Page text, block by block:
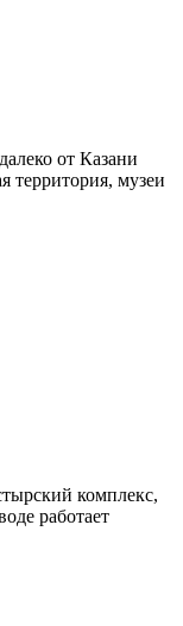
от Казани
территория, музеи
комплекс,
работает